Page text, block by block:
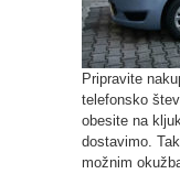
Pripravite
telefonsko
obesite na
dostavimo.
možnim